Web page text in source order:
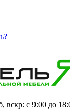
вскр: с 9:00 до